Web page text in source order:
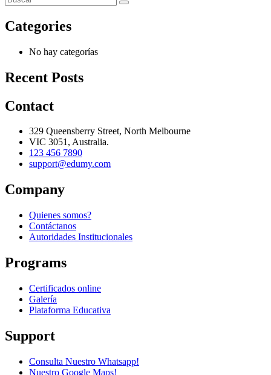
Categories
No hay categorías
Recent Posts
Contact
329 Queensberry Street, North Melbourne
VIC 3051, Australia.
123 456 7890
support@edumy.com
Company
Quienes somos?
Contáctanos
Autoridades Institucionales
Programs
Certificados online
Galería
Plataforma Educativa
Support
Consulta Nuestro Whatsapp!
Nuestro Google Maps!